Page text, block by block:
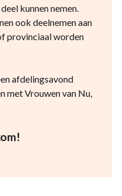
kunnen nemen.
ook deelnemen aan
provinciaal worden
afdelingsavond
met Vrouwen van Nu,